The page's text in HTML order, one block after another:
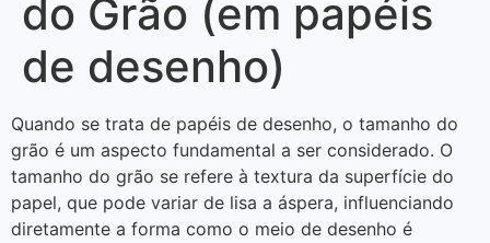
do Grão (em papéis
de desenho)
Quando se trata de papéis de desenho, o tamanho do
grão é um aspecto fundamental a ser considerado. O
tamanho do grão se refere à textura da superfície do
papel, que pode variar de lisa a áspera, influenciando
diretamente a forma como o meio de desenho é